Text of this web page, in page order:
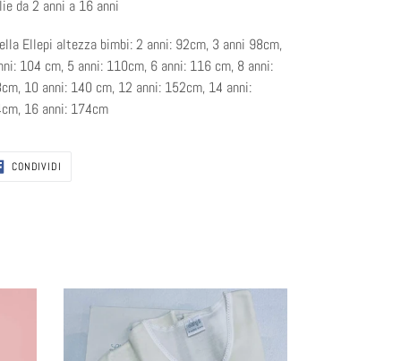
da 2 anni a 16 anni
Ellepi altezza bimbi: 2 anni: 92cm, 3 anni 98cm,
104 cm, 5 anni: 110cm, 6 anni: 116 cm, 8 anni:
10 anni: 140 cm, 12 anni: 152cm, 14 anni:
16 anni: 174cm
CONDIVIDI
mezza
manica